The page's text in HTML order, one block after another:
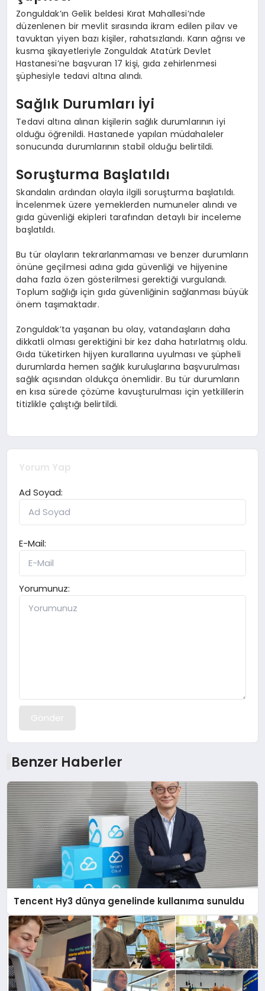
Zonguldak’ın Gelik beldesi Kırat Mahallesi’nde
düzenlenen bir mevlit sırasında ikram edilen pilav ve
tavuktan yiyen bazı kişiler, rahatsızlandı. Karın ağrısı ve
kusma şikayetleriyle Zonguldak Atatürk Devlet
Hastanesi’ne başvuran 17 kişi, gıda zehirlenmesi
şüphesiyle tedavi altına alındı.
Sağlık Durumları İyi
Tedavi altına alınan kişilerin sağlık durumlarının iyi
olduğu öğrenildi. Hastanede yapılan müdahaleler
sonucunda durumlarının stabil olduğu belirtildi.
Soruşturma Başlatıldı
Skandalın ardından olayla ilgili soruşturma başlatıldı.
İncelenmek üzere yemeklerden numuneler alındı ve
gıda güvenliği ekipleri tarafından detaylı bir inceleme
başlatıldı.
Bu tür olayların tekrarlanmaması ve benzer durumların
önüne geçilmesi adına gıda güvenliği ve hijyenine
daha fazla özen gösterilmesi gerektiği vurgulandı.
Toplum sağlığı için gıda güvenliğinin sağlanması büyük
önem taşımaktadır.
Zonguldak’ta yaşanan bu olay, vatandaşların daha
dikkatli olması gerektiğini bir kez daha hatırlatmış oldu.
Gıda tüketirken hijyen kurallarına uyulması ve şüpheli
durumlarda hemen sağlık kuruluşlarına başvurulması
sağlık açısından oldukça önemlidir. Bu tür durumların
en kısa sürede çözüme kavuşturulması için yetkililerin
titizlikle çalıştığı belirtildi.
Yorum Yap
Ad Soyad:
E-Mail:
Yorumunuz:
Gönder
Benzer Haberler
Tencent Hy3 dünya genelinde kullanıma sunuldu